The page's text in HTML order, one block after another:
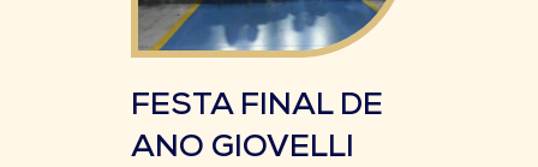
FESTA FINAL DE
ANO GIOVELLI